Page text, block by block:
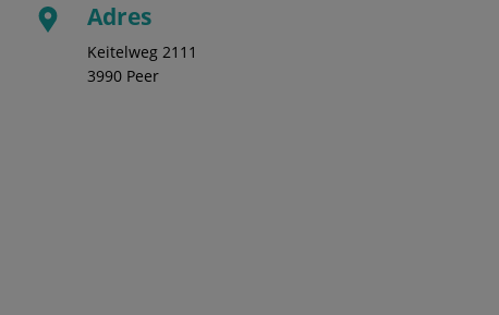
Adres
Keitelweg 2111
3990 Peer